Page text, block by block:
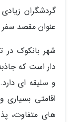
گردشگران
عنوان مقصد
شهر بانکوک در
دار است که
و سلیقه ای
اقامتی بسیاری
های متفاوت،